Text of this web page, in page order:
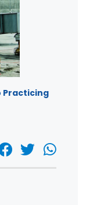
Practicing